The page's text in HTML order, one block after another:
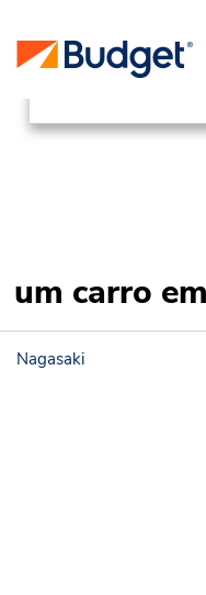
Locations Asia
Nagasaki
um carro
Nagasaki